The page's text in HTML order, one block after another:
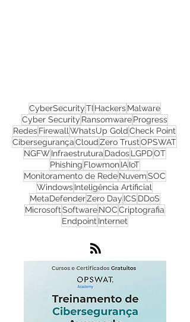
CyberSecurityTI Hackers Malware
Cyber Security Ransomware Progress
RedesFirewall WhatsUp GoldCheck Point
CibersegurançaCloudZero TrustOPSWAT
NGFW Infraestrutura Dados LGPDOT
Phishing Flowmon IA IoT
Monitoramento de Rede NuvemSOC
WindowsInteligência Artificial
MetaDefenderZero Day ICS DDoS
MicrosoftSoftware NOCCriptografia
Endpoint Internet